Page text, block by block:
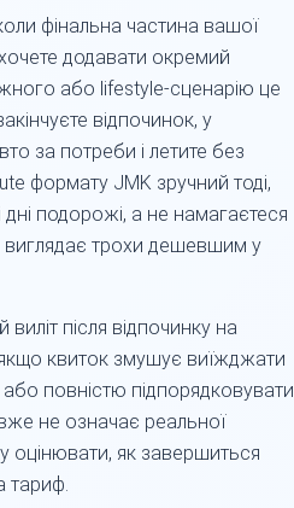
фінальна частина вашої
додавати окремий
або lifestyle-сценарію це
відпочинок, у
за потреби і летите без
формату JMK зручний тоді,
дні подорожі, а не намагаєтеся
виглядає трохи дешевшим у
після відпочинку на
квиток змушує виїжджати
повністю підпорядковувати
не означає реальної
оцінювати, як завершиться
тариф.